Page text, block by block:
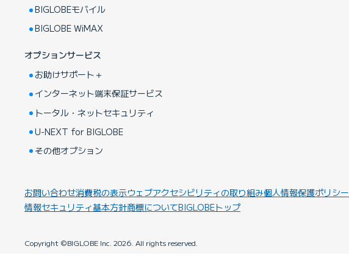
BIGLOBEモバイル
BIGLOBE WiMAX
オプションサービス
お助けサポート＋
インターネット端末保証サービス
トータル・ネットセキュリティ
U-NEXT for BIGLOBE
その他オプション
お問い合わせ消費税の表示ウェブアクセシビリティの取り組み個人情報保護ポリシー
情報セキュリティ基本方針商標についてBIGLOBEトップ
Copyright ©BIGLOBE Inc. 2026. All rights reserved.